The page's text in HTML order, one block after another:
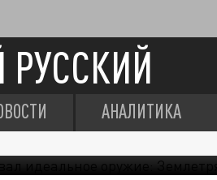
АНАЛИТИКА